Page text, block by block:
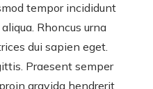
tempor incididunt
Rhoncus urna
dui sapien eget.
Praesent semper
gravida hendrerit